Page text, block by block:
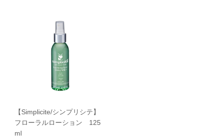
【Simplicite/シンプリシテ】
フローラルローション 125
ml